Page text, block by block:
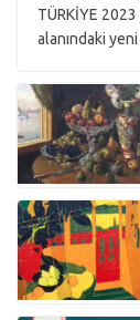
TÜRKİYE 2023
alanındaki yeni